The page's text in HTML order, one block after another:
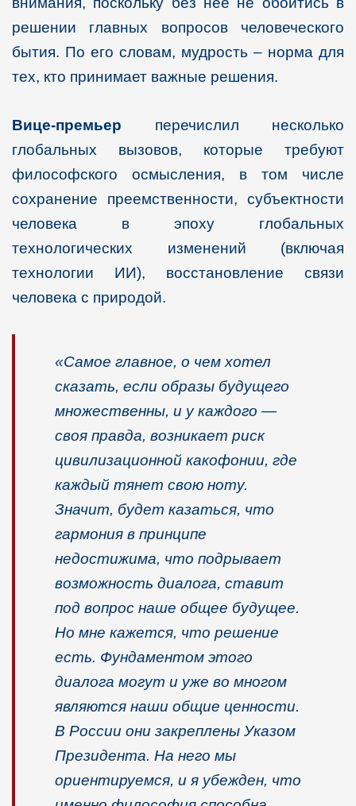
решении главных вопросов человеческого
бытия. По его словам, мудрость – норма для
тех, кто принимает важные решения.
Вице-премьер перечислил несколько
глобальных вызовов, которые требуют
философского осмысления, в том числе
сохранение преемственности, субъектности
человека в эпоху глобальных
технологических изменений (включая
технологии ИИ), восстановление связи
человека с природой.
«Самое главное, о чем хотел
сказать, если образы будущего
множественны, и у каждого —
своя правда, возникает риск
цивилизационной какофонии, где
каждый тянет свою ноту.
Значит, будет казаться, что
гармония в принципе
недостижима, что подрывает
возможность диалога, ставит
под вопрос наше общее будущее.
Но мне кажется, что решение
есть. Фундаментом этого
диалога могут и уже во многом
являются наши общие ценности.
В России они закреплены Указом
Президента. На него мы
ориентируемся, и я убежден, что